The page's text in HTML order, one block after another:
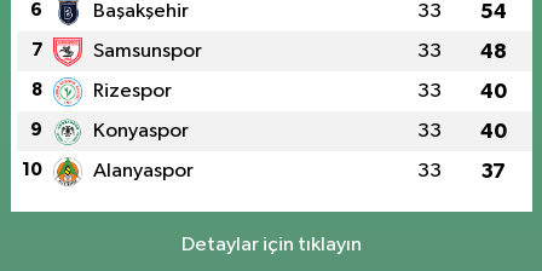
6 Başakşehir 33 54
7 Samsunspor 33 48
8 Rizespor 33 40
9 Konyaspor 33 40
10 Alanyaspor 33 37
Detaylar için tıklayın